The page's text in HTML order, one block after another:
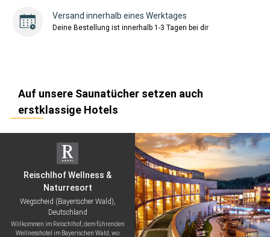
Versand innerhalb eines Werktages
Deine Bestellung ist innerhalb 1-3 Tagen bei dir
Auf unsere Saunatücher setzen auch
erstklassige Hotels
Reischlhof Wellness &
Naturresort
Wegscheid (Bayerischer Wald),
Deutschland
Willkommen im Reischlhof, dem führenden
Wellnesshotel im Bayerischen Wald, wo